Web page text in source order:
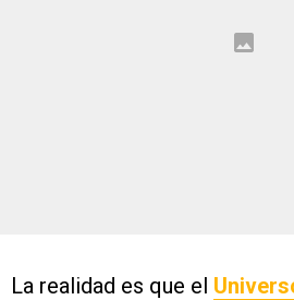
La realidad es que el